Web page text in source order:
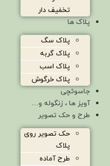
تخفیف دار
پلاک ها
پلاک سگ
پلاک گربه
پلاک اسب
پلاک خرگوش
جاسوئچی
آویز ها ، زنگوله و…
طرح و حک تصویر
حک تصویر روی
پلاک
طرح آماده